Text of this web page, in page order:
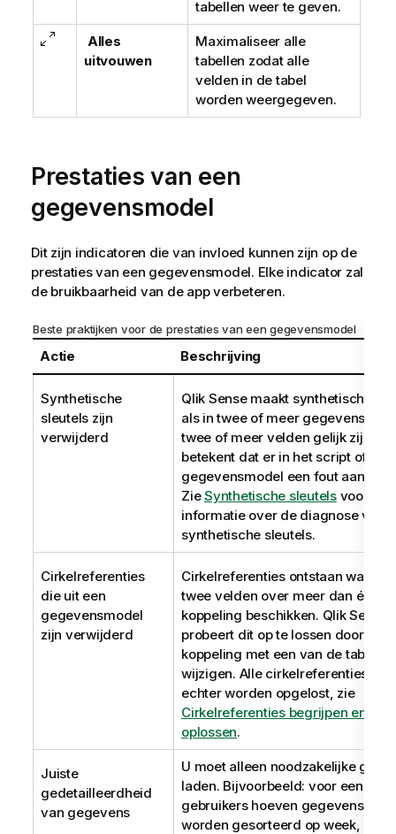
tabellen weer te geven.
Alles
uitvouwen
Maximaliseer alle
tabellen zodat alle
velden in de tabel
worden weergegeven.
Prestaties van een
gegevensmodel
Dit zijn indicatoren die van invloed kunnen zijn op de
prestaties van een gegevensmodel. Elke indicator zal
de bruikbaarheid van de app verbeteren.
Beste praktijken voor de prestaties van een gegevensmodel
Actie Beschrijving
Synthetische
sleutels zijn
verwijderd
Qlik Sensemaakt synthetische
als in twee of meer
twee of meer velden gelijk zijn. Dit
betekent dat er in het script of het
gegevensmodel een fout
ZieSynthetische sleutelsvoor
informatie over de diagnose van
synthetische sleutels.
Cirkelreferenties
die uit een
gegevensmodel
zijn verwijderd
Cirkelreferenties ontstaan
twee velden over meer dan één
koppeling beschikken. Qlik Sense
probeert dit op te lossen door de
koppeling met een van de
wijzigen. Alle cirkelreferenties
echter worden opgelost, zie
Cirkelreferenties begrijpen en
oplossen.
Juiste
gedetailleerdheid
van gegevens
U moet alleen noodzakelijke
laden. Bijvoorbeeld: voor een
gebruikers hoeven gegevens
worden gesorteerd op week,